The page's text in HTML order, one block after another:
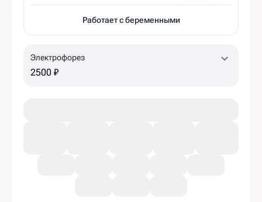
Работает с беременными
Электрофорез
2500 ₽